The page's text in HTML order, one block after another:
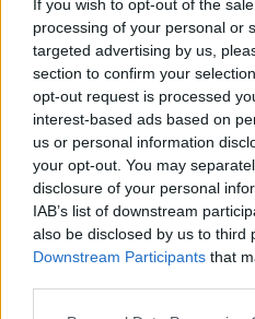
If you wish to opt-out of the
processing of your personal or
targeted advertising by us,
section to confirm your
opt-out request is processed
interest-based ads based on
us or personal information
your opt-out. You may
disclosure of your personal
IAB’s list of downstream
also be disclosed by us to third
Downstream Participants that